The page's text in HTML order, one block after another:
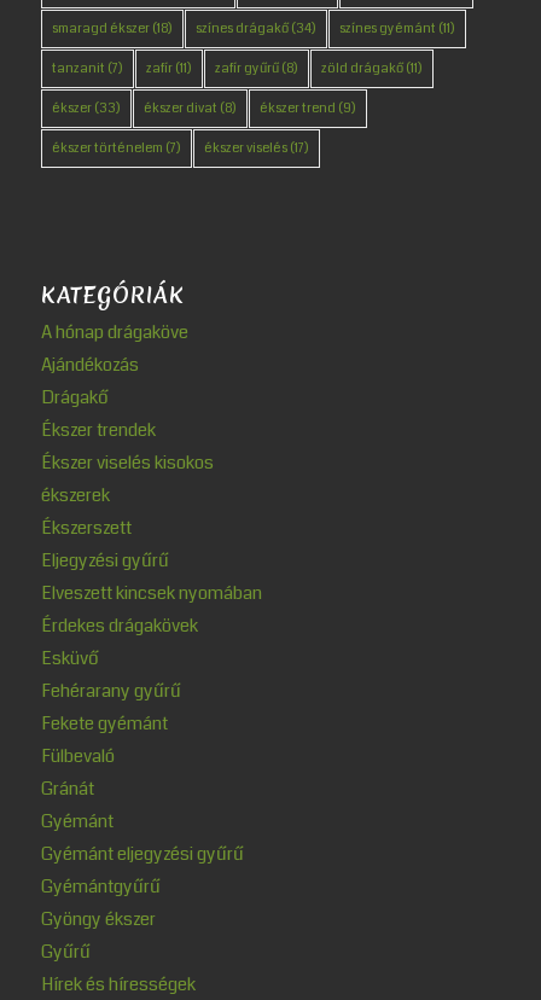
smaragd ékszer(18) színes drágakő(34) színes gyémánt (11)
tanzanit (7) zafír(11) zafír gyűrű(8) zöld drágakő(11)
ékszer(33) ékszer divat (8) ékszer trend (9)
ékszer történelem (7) ékszer viselés(17)
KATEGÓRIÁK
A hónap drágaköve
Ajándékozás
Drágakő
Ékszer trendek
Ékszer viselés kisokos
ékszerek
Ékszerszett
Eljegyzési gyűrű
Elveszett kincsek nyomában
Érdekes drágakövek
Esküvő
Fehérarany gyűrű
Fekete gyémánt
Fülbevaló
Gránát
Gyémánt
Gyémánt eljegyzési gyűrű
Gyémántgyűrű
Gyöngy ékszer
Gyűrű
Hírek és hírességek